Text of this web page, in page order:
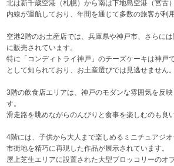
北は新千歳空港（札幌）から南は下地島空港（宮古
内線が運航しており、年間を通じて多数の旅客が利
空港2階のお土産店では、兵庫県や神戸市、さらに
に販売されています。
特に「コンディトライ神戸」のチーズケーキは神戸
として知られており、お土産選びでは見逃せません。
3階の飲食店エリアは、神戸のモダンな雰囲気を反
す。
滑走路を眺めながらのんびりと食事を楽しむのも良
4階には、子供から大人まで楽しめるミニチュアジ
市街地を精巧に再現した作品が展示されています。
屋上芝生エリアに設置された大型ブロッコリーのオ